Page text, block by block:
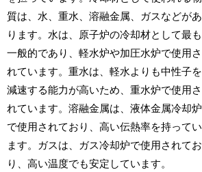
質は、水、重水、溶融金属、ガスなどがあ
ります。水は、原子炉の冷却材として最も
一般的であり、軽水炉や加圧水炉で使用さ
れています。重水は、軽水よりも中性子を
減速する能力が高いため、重水炉で使用さ
れています。溶融金属は、液体金属冷却炉
で使用されており、高い伝熱率を持ってい
ます。ガスは、ガス冷却炉で使用されてお
り、高い温度でも安定しています。